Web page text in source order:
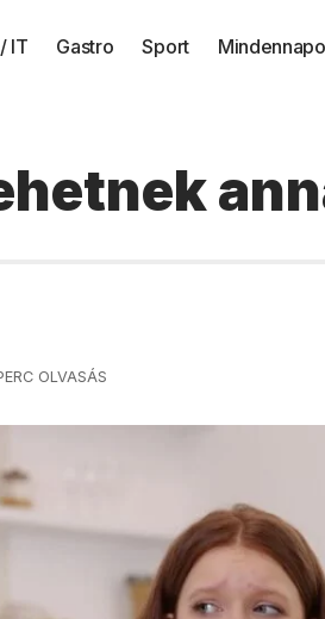
IT Gastro Sport
OLVASÁS